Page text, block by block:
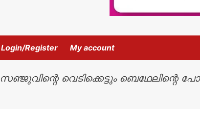
Login/Register My account
സഞ്ജുവിന്റെ വെടിക്കെട്ടും ബെഥേലിന്റെ